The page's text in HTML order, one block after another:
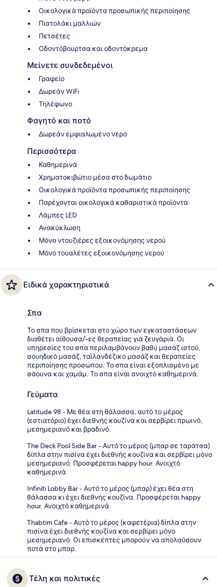
Οικολογικά προϊόντα προσωπικής περιποίησης
Πιστολάκι μαλλιών
Πετσέτες
Οδοντόβουρτσα και οδοντόκρεμα
Μείνετε συνδεδεμένοι
Γραφείο
Δωρεάν WiFi
Τηλέφωνο
Φαγητό και ποτό
Δωρεάν εμφιαλωμένο νερό
Περισσότερα
Καθημερινά
Χρηματοκιβώτιο μέσα στο δωμάτιο
Οικολογικά προϊόντα προσωπικής περιποίησης
Παρέχονται οικολογικά καθαριστικά προϊόντα
Λάμπες LED
Ανακύκλωση
Μόνο ντουζιέρες εξοικονόμησης νερού
Μόνο τουαλέτες εξοικονόμησης νερού
Ειδικά χαρακτηριστικά
Σπα
Το σπα που βρίσκεται στο χώρο των εγκαταστάσεων
διαθέτει αίθουσα/-ες θεραπείας για ζευγάρια. Οι
υπηρεσίες του σπα περιλαμβάνουν βαθύ μασάζ ιστού,
σουηδικό μασάζ, ταϊλανδέζικο μασάζ και θεραπείες
περιποίησης προσώπου. Το σπα είναι εξοπλισμένο με
σάουνα και χαμάμ. Το σπα είναι ανοιχτό καθημερινά.
Γεύματα
Latitude 98 - Με θέα στη θάλασσα, αυτό το μέρος
(εστιατόριο) έχει διεθνής κουζίνα και σερβίρει πρωινό,
μεσημεριανό και βραδινό.
The Deck Pool Side Bar - Αυτό το μέρος (μπαρ σε ταράτσα)
δίπλα στην πισίνα έχει διεθνής κουζίνα και σερβίρει μόνο
μεσημεριανό. Προσφέρεται happy hour. Ανοιχτό
καθημερινά
Infiniti Lobby Bar - Αυτό το μέρος (μπαρ) έχει θέα στη
θάλασσα κι έχει διεθνής κουζίνα. Προσφέρεται happy
hour. Ανοιχτό καθημερινά
Thabtim Cafe - Αυτό το μέρος (καφετέρια) δίπλα στην
πισίνα έχει διεθνής κουζίνα και σερβίρει μόνο
μεσημεριανό. Οι επισκέπτες μπορούν να απολαύσουν
ποτά στο μπαρ.
Τέλη και πολιτικές